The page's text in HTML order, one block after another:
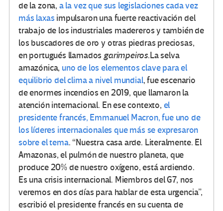
de la zona, a la vez que sus legislaciones cada vez
más laxas impulsaron una fuerte reactivación del
trabajo de los industriales madereros y también de
los buscadores de oro y otras piedras preciosas,
en portugués llamadosgarimpeiros.La selva
amazónica, uno de los elementos clave para el
equilibrio del clima a nivel mundial, fue escenario
de enormes incendios en 2019, que llamaron la
atención internacional. En ese contexto, el
presidente francés, Emmanuel Macron, fue uno de
los líderes internacionales que más se expresaron
sobre el tema. “Nuestra casa arde. Literalmente. El
Amazonas, el pulmón de nuestro planeta, que
produce 20% de nuestro oxígeno, está ardiendo.
Es una crisis internacional. Miembros del G7, nos
veremos en dos días para hablar de esta urgencia”,
escribió el presidente francés en su cuenta de